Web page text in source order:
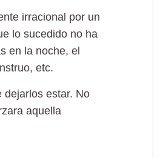
irracional por un
lo sucedido no ha
en la noche, el
etc.
dejarlos estar. No
aquella